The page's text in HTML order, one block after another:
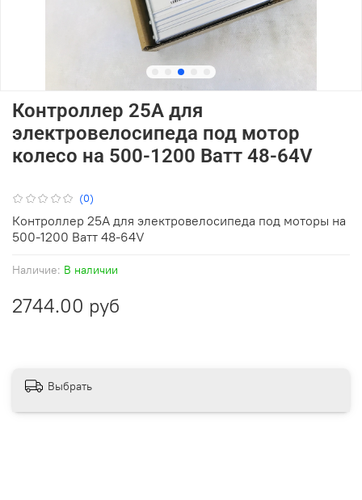
(0)
Наличие: В наличии
Контроллер 25А для
электровелосипеда под мотор
колесо на 500-1200 Ватт 48-64V
2744.00 руб
Контроллер 25А для электровелосипеда под моторы на
500-1200 Ватт 48-64V
Выбрать